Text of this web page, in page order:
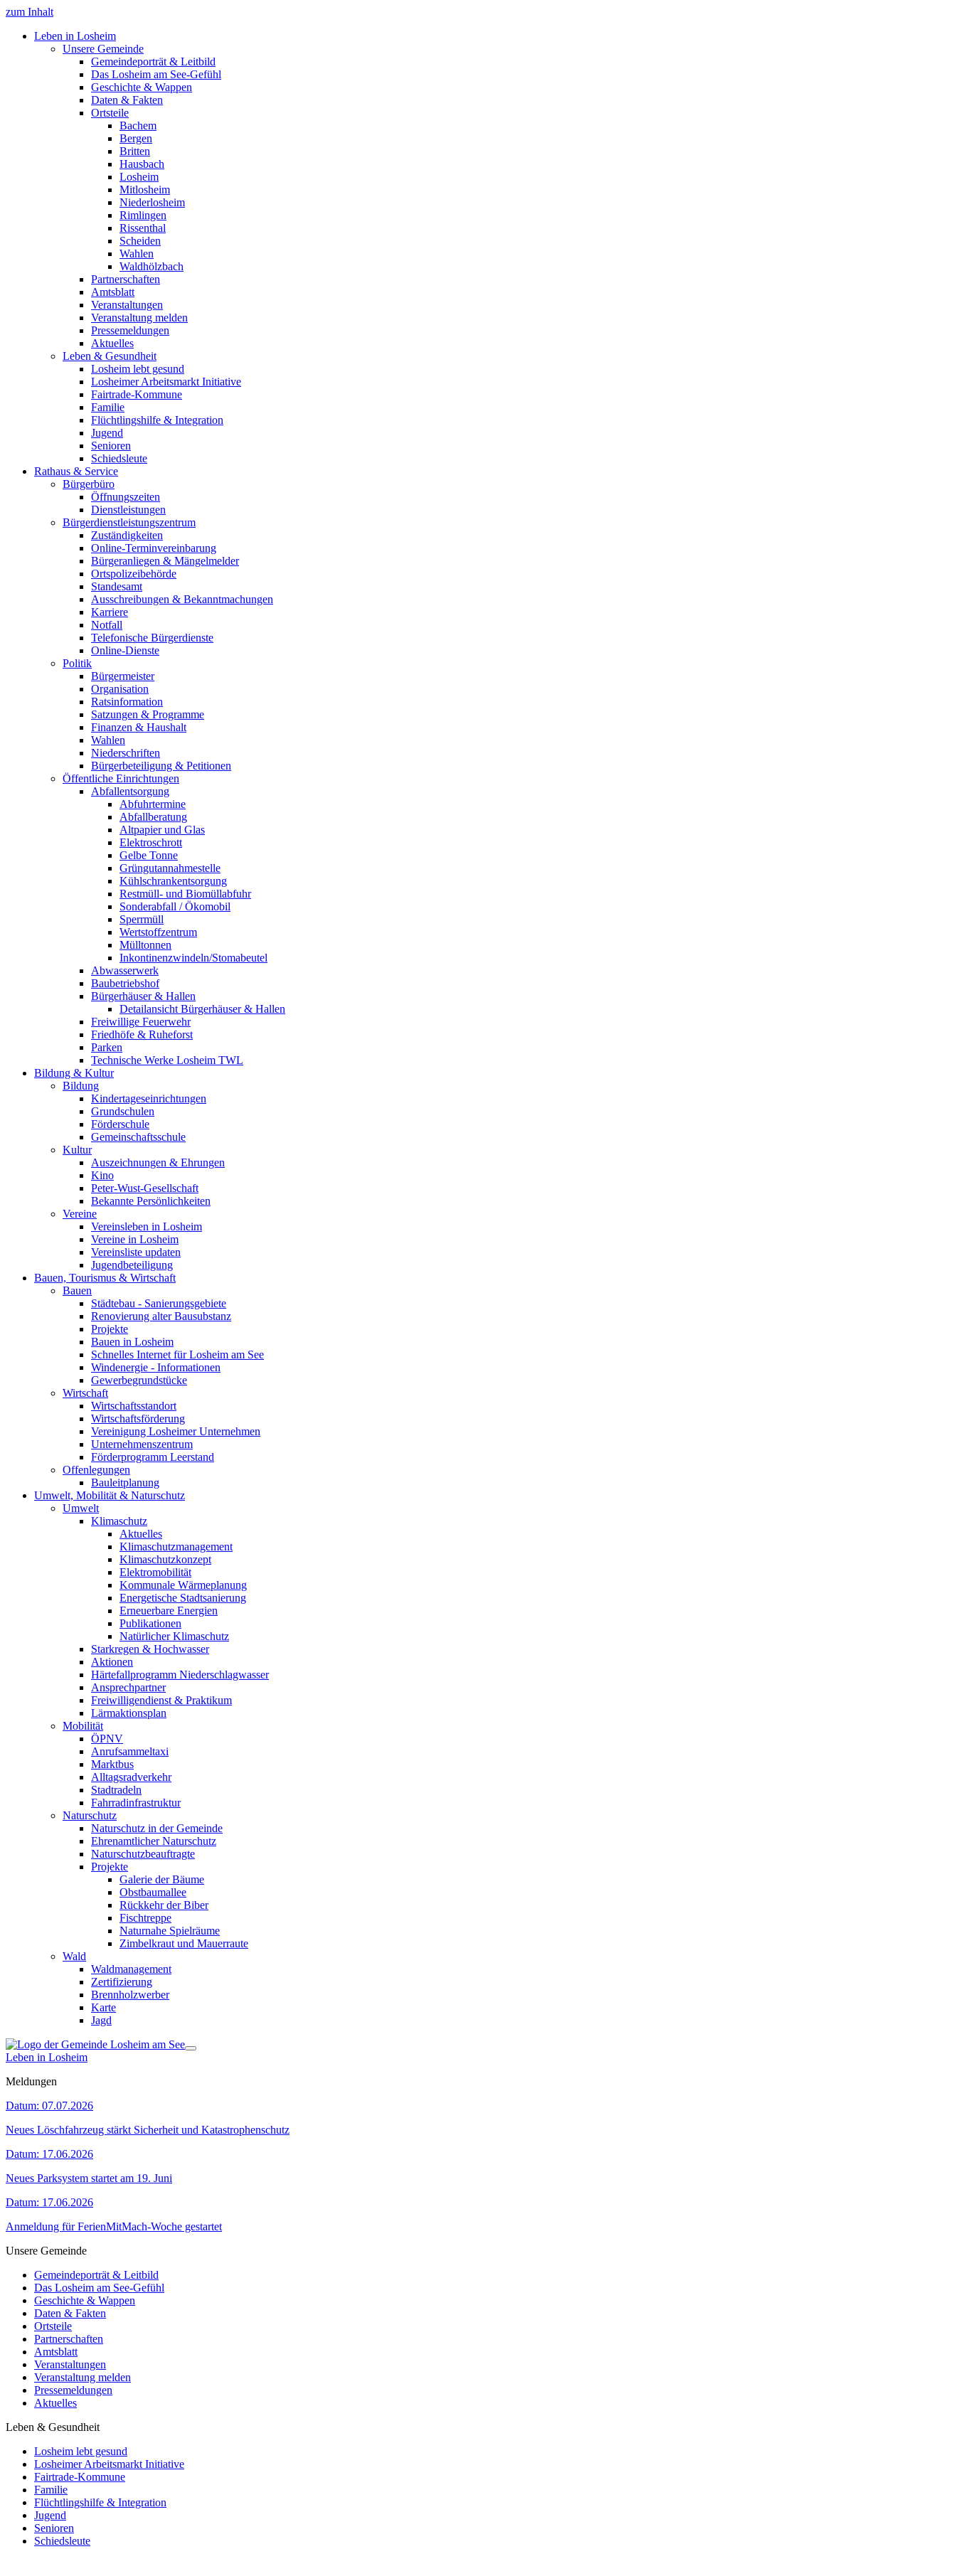
zum Inhalt
Leben in Losheim
Unsere Gemeinde
Gemeindeporträt & Leitbild
Das Losheim am See-Gefühl
Geschichte & Wappen
Daten & Fakten
Ortsteile
Bachem
Bergen
Britten
Hausbach
Losheim
Mitlosheim
Niederlosheim
Rimlingen
Rissenthal
Scheiden
Wahlen
Waldhölzbach
Partnerschaften
Amtsblatt
Veranstaltungen
Veranstaltung melden
Pressemeldungen
Aktuelles
Leben & Gesundheit
Losheim lebt gesund
Losheimer Arbeitsmarkt Initiative
Fairtrade-Kommune
Familie
Flüchtlingshilfe & Integration
Jugend
Senioren
Schiedsleute
Rathaus & Service
Bürgerbüro
Öffnungszeiten
Dienstleistungen
Bürgerdienstleistungszentrum
Zuständigkeiten
Online-Terminvereinbarung
Bürgeranliegen & Mängelmelder
Ortspolizeibehörde
Standesamt
Ausschreibungen & Bekanntmachungen
Karriere
Notfall
Telefonische Bürgerdienste
Online-Dienste
Politik
Bürgermeister
Organisation
Ratsinformation
Satzungen & Programme
Finanzen & Haushalt
Wahlen
Niederschriften
Bürgerbeteiligung & Petitionen
Öffentliche Einrichtungen
Abfallentsorgung
Abfuhrtermine
Abfallberatung
Altpapier und Glas
Elektroschrott
Gelbe Tonne
Grüngutannahmestelle
Kühlschrankentsorgung
Restmüll- und Biomüllabfuhr
Sonderabfall / Ökomobil
Sperrmüll
Wertstoffzentrum
Mülltonnen
Inkontinenzwindeln/Stomabeutel
Abwasserwerk
Baubetriebshof
Bürgerhäuser & Hallen
Detailansicht Bürgerhäuser & Hallen
Freiwillige Feuerwehr
Friedhöfe & Ruheforst
Parken
Technische Werke Losheim TWL
Bildung & Kultur
Bildung
Kindertageseinrichtungen
Grundschulen
Förderschule
Gemeinschaftsschule
Kultur
Auszeichnungen & Ehrungen
Kino
Peter-Wust-Gesellschaft
Bekannte Persönlichkeiten
Vereine
Vereinsleben in Losheim
Vereine in Losheim
Vereinsliste updaten
Jugendbeteiligung
Bauen, Tourismus & Wirtschaft
Bauen
Städtebau - Sanierungsgebiete
Renovierung alter Bausubstanz
Projekte
Bauen in Losheim
Schnelles Internet für Losheim am See
Windenergie - Informationen
Gewerbegrundstücke
Wirtschaft
Wirtschaftsstandort
Wirtschaftsförderung
Vereinigung Losheimer Unternehmen
Unternehmenszentrum
Förderprogramm Leerstand
Offenlegungen
Bauleitplanung
Umwelt, Mobilität & Naturschutz
Umwelt
Klimaschutz
Aktuelles
Klimaschutzmanagement
Klimaschutzkonzept
Elektromobilität
Kommunale Wärmeplanung
Energetische Stadtsanierung
Erneuerbare Energien
Publikationen
Natürlicher Klimaschutz
Starkregen & Hochwasser
Aktionen
Härtefallprogramm Niederschlagwasser
Ansprechpartner
Freiwilligendienst & Praktikum
Lärmaktionsplan
Mobilität
ÖPNV
Anrufsammeltaxi
Marktbus
Alltagsradverkehr
Stadtradeln
Fahrradinfrastruktur
Naturschutz
Naturschutz in der Gemeinde
Ehrenamtlicher Naturschutz
Naturschutzbeauftragte
Projekte
Galerie der Bäume
Obstbaumallee
Rückkehr der Biber
Fischtreppe
Naturnahe Spielräume
Zimbelkraut und Mauerraute
Wald
Waldmanagement
Zertifizierung
Brennholzwerber
Karte
Jagd
Leben in Losheim
Meldungen
Datum: 07.07.2026
Neues Löschfahrzeug stärkt Sicherheit und Katastrophenschutz
Datum: 17.06.2026
Neues Parksystem startet am 19. Juni
Datum: 17.06.2026
Anmeldung für FerienMitMach-Woche gestartet
Unsere Gemeinde
Gemeindeporträt & Leitbild
Das Losheim am See-Gefühl
Geschichte & Wappen
Daten & Fakten
Ortsteile
Partnerschaften
Amtsblatt
Veranstaltungen
Veranstaltung melden
Pressemeldungen
Aktuelles
Leben & Gesundheit
Losheim lebt gesund
Losheimer Arbeitsmarkt Initiative
Fairtrade-Kommune
Familie
Flüchtlingshilfe & Integration
Jugend
Senioren
Schiedsleute